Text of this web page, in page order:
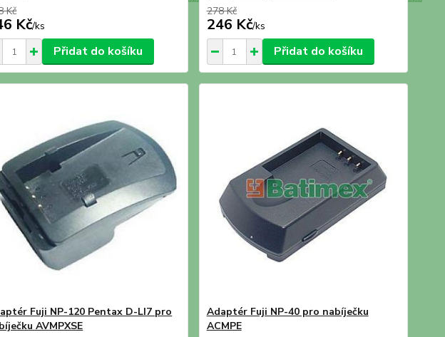
Kč
Kč/ks
Přidat do košíku
278 Kč
246 Kč/ks
Přidat do košíku
Fuji NP-120 Pentax D-LI7 pro
AVMPXSE
Adaptér Fuji NP-40 pro nabíječku
ACMPE